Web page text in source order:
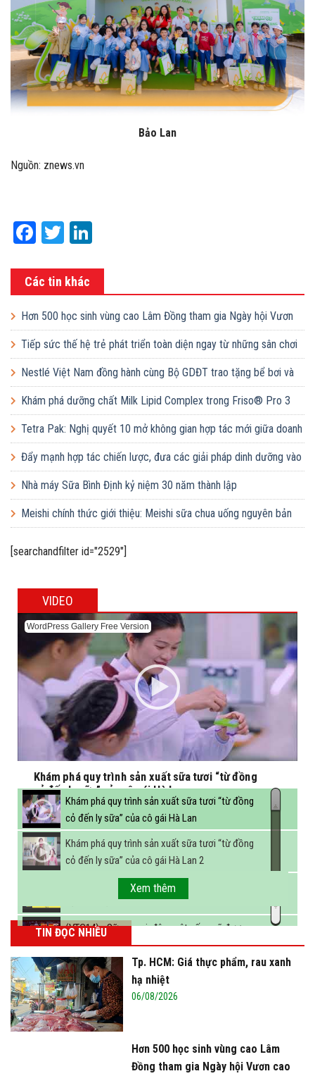
Bảo Lan
Nguồn: znews.vn
Facebook
Twitter
Các tin khác
Hơn 500 học sinh vùng cao Lâm Đồng tham gia Ngày hội Vươn
cao Việt Nam
Tiếp sức thế hệ trẻ phát triển toàn diện ngay từ những sân chơi
học đường
Nestlé Việt Nam đồng hành cùng Bộ GDĐT trao tặng bể bơi và
lớp dạy bơi mô hình điểm cho học sinh tại tỉnh Bắc Ninh
Khám phá dưỡng chất Milk Lipid Complex trong Friso® Pro 3
Tetra Pak: Nghị quyết 10 mở không gian hợp tác mới giữa doanh
nghiệp FDI và doanh nghiệp Việt
Đẩy mạnh hợp tác chiến lược, đưa các giải pháp dinh dưỡng vào
trường học
Nhà máy Sữa Bình Định kỷ niệm 30 năm thành lập
Meishi chính thức giới thiệu: Meishi sữa chua uống nguyên bản
[searchandfilter id="2529"]
VIDEO
WordPress Gallery Free Version
Khám phá quy trình sản xuất sữa tươi “từ đồng
cỏ đến ly sữa” của cô gái Hà Lan
Khám phá quy trình sản xuất sữa tươi “từ đồng
cỏ đến ly sữa” của cô gái Hà Lan
Khám phá quy trình sản xuất sữa tươi “từ đồng
cỏ đến ly sữa” của cô gái Hà Lan 2
FBNC - Ngành sữa hướng tới mục tiêu 3,4 tỷ lít
sữa vào năm 2025
(VTC14) - Sữa ngoại, động vật sống sẽ được
miễn thuế nhập khẩu
Xem thêm
TIN ĐỌC NHIỀU
Tp. HCM: Giá thực phẩm, rau xanh
hạ nhiệt
06/08/2026
Hơn 500 học sinh vùng cao Lâm
Đồng tham gia Ngày hội Vươn cao